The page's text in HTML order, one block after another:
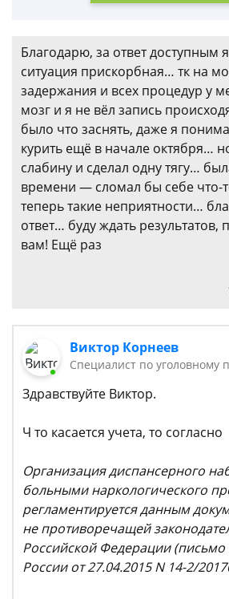
Благодарю, за ответ
ситуация прискорбная… тк на
задержания и всех процедур у
мозг и я не вёл запись
было что заснять, даже я
курить ещё в начале октября…
слабину и сделал одну тягу…
времени — сломал бы себе что-
теперь такие неприятности…
ответ… буду ждать результатов,
вам! Ещё раз
Виктор Корнеев
Cпециалист по уголовному
Здравствуйте Виктор.
Ч то касается учета, то согласно
Организация диспансерного
больными наркологического
регламентируется данным
не противоречащей
Российской Федерации
России от 27.04.2015 N 14-2/